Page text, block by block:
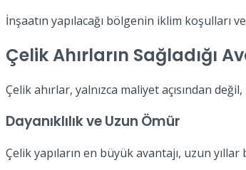
İnşaatın yapılacağı bölgenin iklim
Çelik Ahırların Sağladığı
Çelik ahırlar, yalnızca maliyet açısından
Dayanıklılık ve Uzun Ömür
Çelik yapıların en büyük avantajı, uzun